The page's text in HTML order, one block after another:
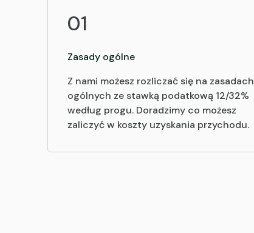
01
Zasady ogólne
Z nami możesz rozliczać się na zasadach
ogólnych ze stawką podatkową 12/32%
według progu. Doradzimy co możesz
zaliczyć w koszty uzyskania przychodu.